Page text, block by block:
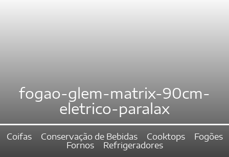
fogao-glem-matrix-90cm-
eletrico-paralax
Coifas Conservação de Bebidas Cooktops
Fogões
Fornos
Refrigeradores